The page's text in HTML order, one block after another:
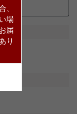
場
届
り